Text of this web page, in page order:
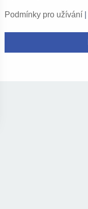
Podmínky pro užívání